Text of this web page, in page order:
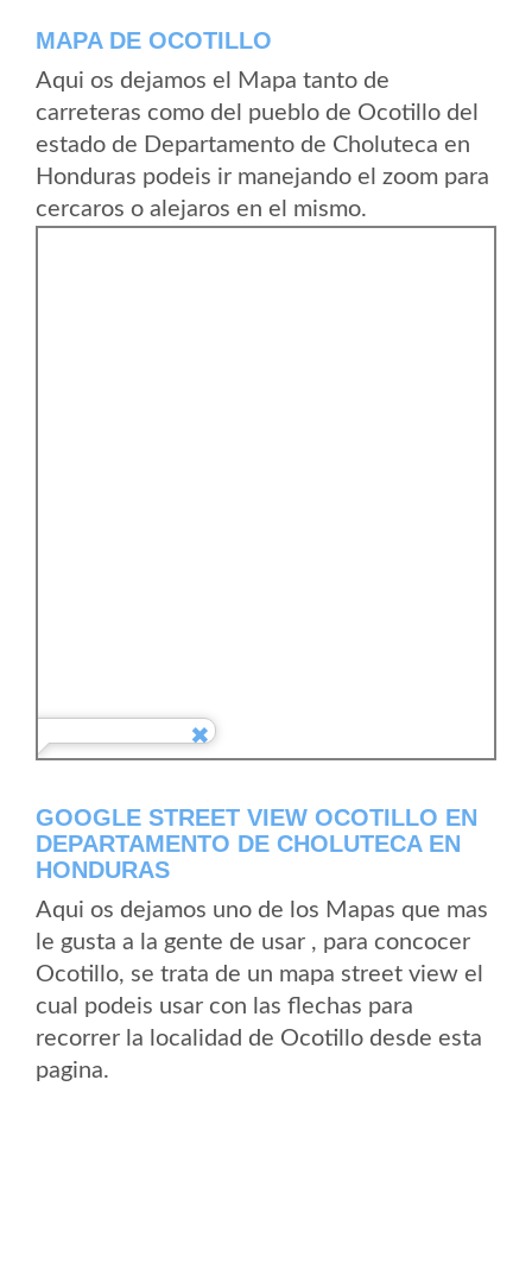
MAPA DE OCOTILLO
Aqui os dejamos el Mapa tanto de
carreteras como del pueblo de Ocotillo del
estado de Departamento de Choluteca en
Honduras podeis ir manejando el zoom para
cercaros o alejaros en el mismo.
GOOGLE STREET VIEW OCOTILLO EN
DEPARTAMENTO DE CHOLUTECA EN
HONDURAS
Aqui os dejamos uno de los Mapas que mas
le gusta a la gente de usar , para concocer
Ocotillo, se trata de un mapa street view el
cual podeis usar con las flechas para
recorrer la localidad de Ocotillo desde esta
pagina.